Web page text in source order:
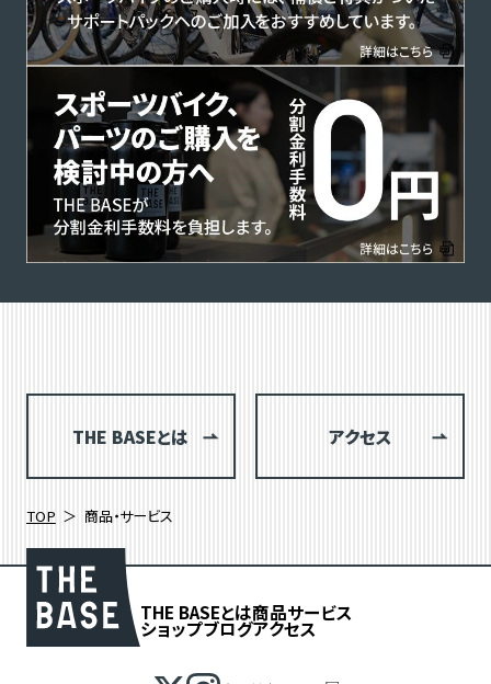
THE BASEとは アクセス
TOP 商品・サービス
THE BASEとは商品サービス
ショップブログアクセス